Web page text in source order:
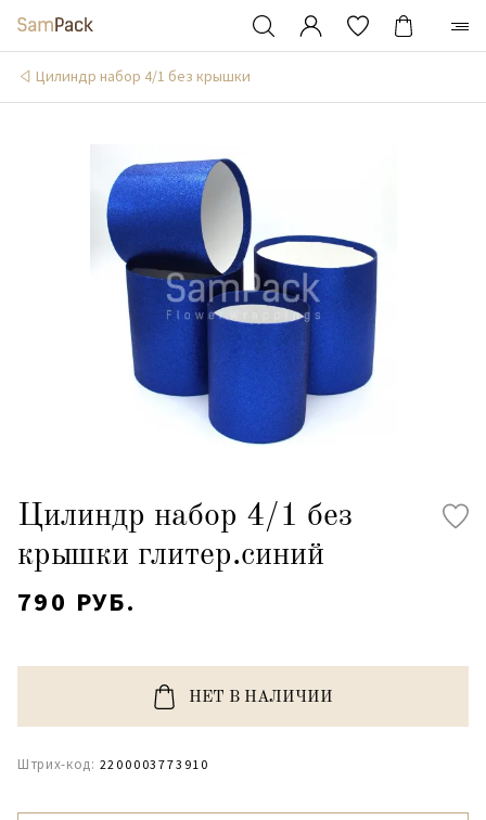
Цилиндр набор 4/1 без крышки
Цилиндр набор 4/1 без
крышки глитер.синий
790 РУБ.
НЕТ В НАЛИЧИИ
Штрих-код: 2200003773910